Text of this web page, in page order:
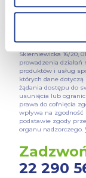
zmienić lub
Niniejsza
analizować
Informacje o
informacje z
korzystania z
W serwisie
działania
wyborów
informacji o
Serwisu,
607
Skierniewicka 16/20,
prowadzenia
produktów i usług
których dane
żądania dostępu do
usunięcia lub
prawa do cofnięcia
wpływa na
podstawie zgody
organu nadzorczego.
22 290